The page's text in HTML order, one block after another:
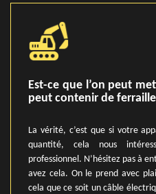
Est-ce que l’on peut
peut contenir de
La vérité, c’est que si votre
quantité, cela nous
professionnel. N’hésitez pas à
avez cela. On le prend avec
cela que ce soit un câble